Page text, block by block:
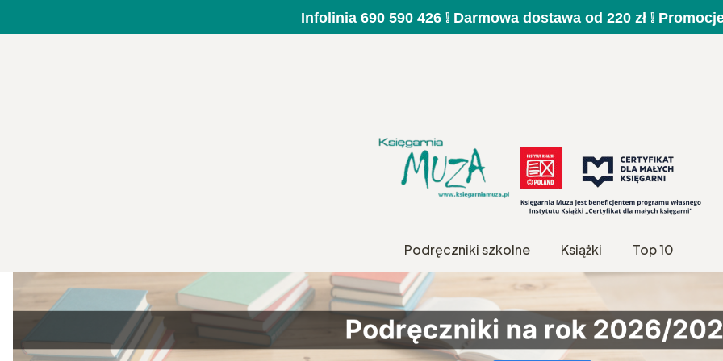
Infolinia 690 590 426 ❕ Darmowa dostawa od 220 zł ❕
Podręczniki szkolne Książki Top 10